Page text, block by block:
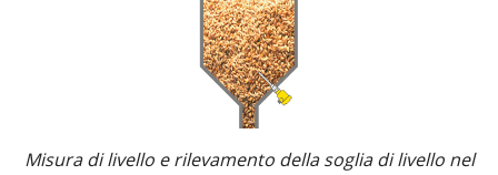
Misura di livello e rilevamento della soglia di livello nel